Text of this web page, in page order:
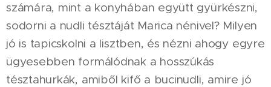
számára, mint a konyhában együtt gyürkészni,
sodorni a nudli tésztáját Marica nénivel? Milyen
jó is tapicskolni a lisztben, és nézni ahogy egyre
ügyesebben formálódnak a hosszúkás
tésztahurkák, amiből kifő a bucinudli, amire jó